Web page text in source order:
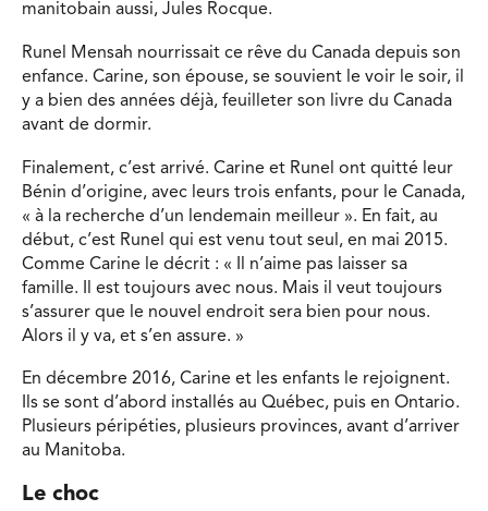
manitobain aussi, Jules Rocque.
Runel Mensah nourrissait ce rêve du Canada depuis son
enfance. Carine, son épouse, se souvient le voir le soir, il
y a bien des années déjà, feuilleter son livre du Canada
avant de dormir.
Finalement, c’est arrivé. Carine et Runel ont quitté leur
Bénin d’origine, avec leurs trois enfants, pour le Canada,
« à la recherche d’un lendemain meilleur ». En fait, au
début, c’est Runel qui est venu tout seul, en mai 2015.
Comme Carine le décrit : « Il n’aime pas laisser sa
famille. Il est toujours avec nous. Mais il veut toujours
s’assurer que le nouvel endroit sera bien pour nous.
Alors il y va, et s’en assure. »
En décembre 2016, Carine et les enfants le rejoignent.
Ils se sont d’abord installés au Québec, puis en Ontario.
Plusieurs péripéties, plusieurs provinces, avant d’arriver
au Manitoba.
Le choc